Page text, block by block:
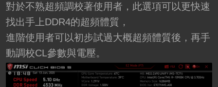
對於不熟超頻調校著使用者，此選項可以更快速
找出手上DDR4的超頻體質，
進階使用者可以初步試過大概超頻體質後，再手
動調校CL參數與電壓。